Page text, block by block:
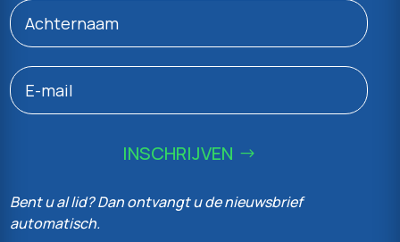
INSCHRIJVEN
Bent u al lid? Dan ontvangt u de nieuwsbrief
automatisch.